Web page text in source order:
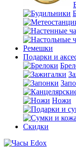
Ремешки
Подарки и
Ножи
Скидки